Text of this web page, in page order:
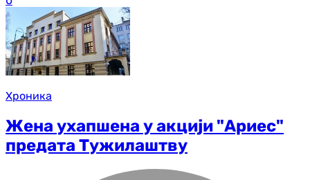
Хроника
Жена ухапшена у акцији "Ариес"
предата Тужилаштву